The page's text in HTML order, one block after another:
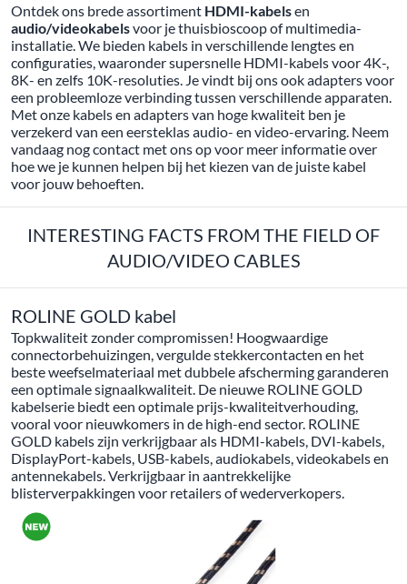
Ontdek ons brede assortiment HDMI-kabelsen
audio/videokabelsvoor je thuisbioscoop of multimedia-
installatie. We bieden kabels in verschillende lengtes en
configuraties, waaronder supersnelle HDMI-kabels voor 4K-,
8K- en zelfs 10K-resoluties. Je vindt bij ons ook adapters voor
een probleemloze verbinding tussen verschillende apparaten.
Met onze kabels en adapters van hoge kwaliteit ben je
verzekerd van een eersteklas audio- en video-ervaring. Neem
vandaag nog contact met ons op voor meer informatie over
hoe we je kunnen helpen bij het kiezen van de juiste kabel
voor jouw behoeften.
INTERESTING FACTS FROM THE FIELD OF
AUDIO/VIDEO CABLES
ROLINE GOLD kabel
Topkwaliteit zonder compromissen! Hoogwaardige
connectorbehuizingen, vergulde stekkercontacten en het
beste weefselmateriaal met dubbele afscherming garanderen
een optimale signaalkwaliteit. De nieuwe ROLINE GOLD
kabelserie biedt een optimale prijs-kwaliteitverhouding,
vooral voor nieuwkomers in de high-end sector. ROLINE
GOLD kabels zijn verkrijgbaar als HDMI-kabels, DVI-kabels,
DisplayPort-kabels, USB-kabels, audiokabels, videokabels en
antennekabels. Verkrijgbaar in aantrekkelijke
blisterverpakkingen voor retailers of wederverkopers.